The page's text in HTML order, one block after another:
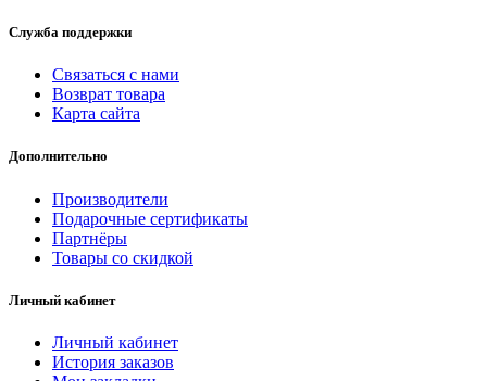
Служба поддержки
Связаться с нами
Возврат товара
Карта сайта
Дополнительно
Производители
Подарочные сертификаты
Партнёры
Товары со скидкой
Личный кабинет
Личный кабинет
История заказов